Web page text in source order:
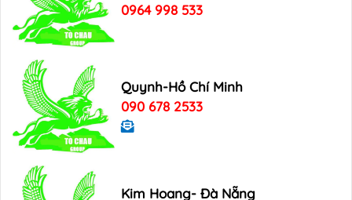
0964 998 533
Quynh-Hồ Chí Minh
090 678 2533
Kim Hoang- Đà Nẵng